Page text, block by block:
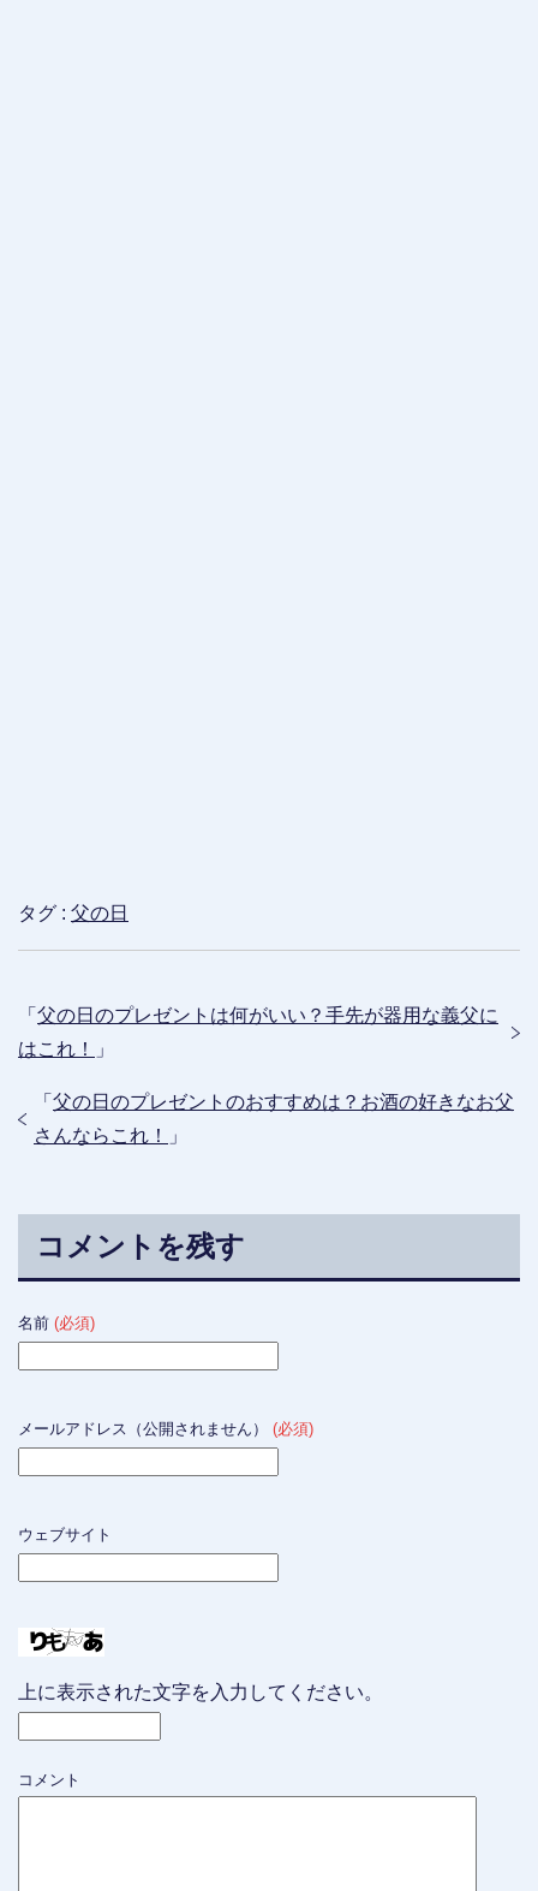
タグ : 父の日
「 父の日のプレゼントは何がいい？手先が器用な義父に
はこれ！
」
「 父の日のプレゼントのおすすめは？お酒の好きなお父
さんならこれ！
」
コメントを残す
名前 (必須)
メールアドレス（公開されません） (必須)
ウェブサイト
上に表示された文字を入力してください。
コメント